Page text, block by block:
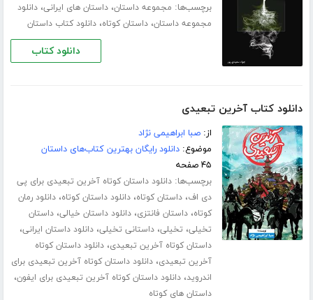
برچسب‌ها: مجموعه داستان،داستان های ایرانی،دانلود
مجموعه داستان،داستان کوتاه،دانلود کتاب داستان
دانلود کتاب
دانلود کتاب آخرین تبعیدی
از:صبا ابراهیمی نژاد
موضوع:دانلود رایگان بهترین کتاب‌های داستان
۴۵ صفحه
برچسب‌ها:دانلود داستان کوتاه آخرین تبعیدی برای پی
دی اف،داستان کوتاه،دانلود داستان کوتاه،دانلود رمان
کوتاه،داستان فانتزی،دانلود داستان خیالی،داستان
تخیلی، تخیلی،داستانی تخیلی،دانلود داستان ایرانی،
داستان کوتاه آخرین تبعیدی،دانلود داستان کوتاه
آخرین تبعیدی،دانلود داستان کوتاه آخرین تبعیدی برای
اندروید،دانلود داستان کوتاه آخرین تبعیدی برای ایفون،
داستان های کوتاه